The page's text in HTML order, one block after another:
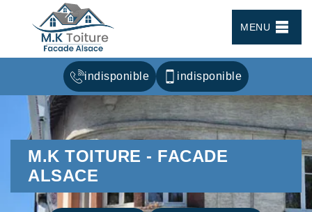
MENU
indisponible indisponible
M.K TOITURE - FACADE
ALSACE